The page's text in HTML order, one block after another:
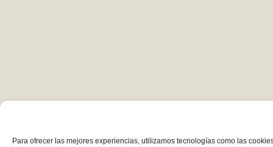
Para ofrecer las mejores experiencias, utilizamos tecnologías como las